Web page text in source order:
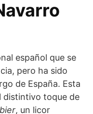
español que se
pero ha sido
de España. Esta
distintivo toque de
, un licor